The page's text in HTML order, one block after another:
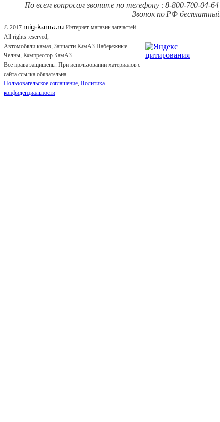
По всем вопросам звоните по телефону : 8-800-700-04-64
Звонок по РФ
© 2017 mig-kama.ru Интернет-магазин запчастей.
All rights reserved,
Автомобили камаз, Запчасти КамАЗ Набережные
Челны, Компрессор КамАЗ.
Все права защищены. При использовании материалов с
сайта ссылка обязательна.
Пользовательское соглашение, Политика
конфиденциальности